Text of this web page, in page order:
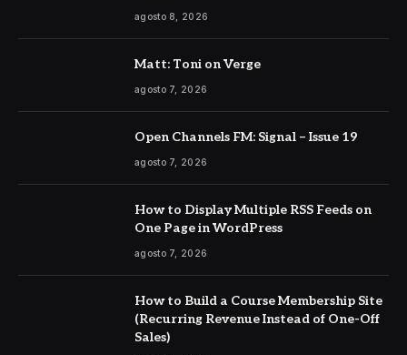
agosto 8, 2026
Matt: Toni on Verge
agosto 7, 2026
Open Channels FM: Signal – Issue 19
agosto 7, 2026
How to Display Multiple RSS Feeds on
One Page in WordPress
agosto 7, 2026
How to Build a Course Membership Site
(Recurring Revenue Instead of One-Off
Sales)